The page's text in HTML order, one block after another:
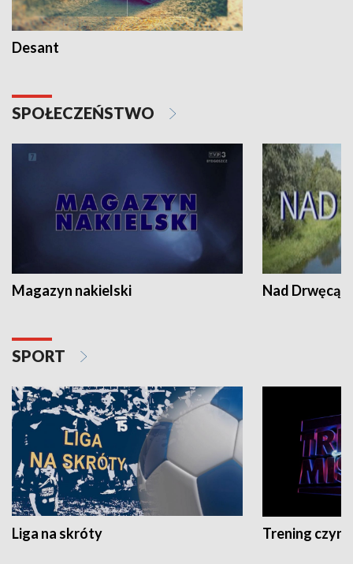
Desant
SPOŁECZEŃSTWO
Magazyn nakielski Nad Drwęcą
SPORT
Liga na skróty Trening czyni